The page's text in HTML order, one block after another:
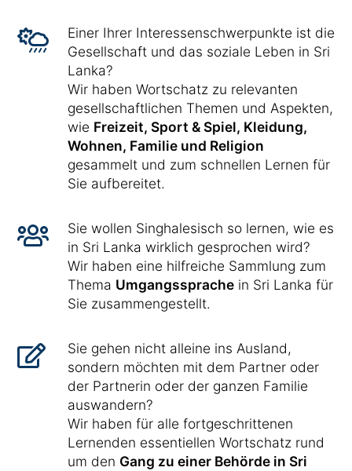
Einer Ihrer Interessenschwerpunkte ist die
Gesellschaft und das soziale Leben in Sri
Lanka?
Wir haben Wortschatz zu relevanten
gesellschaftlichen Themen und Aspekten,
wie Freizeit, Sport & Spiel, Kleidung,
Wohnen, Familie und Religion
gesammelt und zum schnellen Lernen für
Sie aufbereitet.
Sie wollen Singhalesisch so lernen, wie es
in Sri Lanka wirklich gesprochen wird?
Wir haben eine hilfreiche Sammlung zum
Thema Umgangssprache in Sri Lanka für
Sie zusammengestellt.
Sie gehen nicht alleine ins Ausland,
sondern möchten mit dem Partner oder
der Partnerin oder der ganzen Familie
auswandern?
Wir haben für alle fortgeschrittenen
Lernenden essentiellen Wortschatz rund
um den Gang zu einer Behörde in Sri